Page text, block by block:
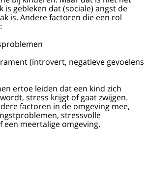
is gebleken dat (sociale) angst de
is. Andere factoren die een rol
(introvert, negatieve gevoelens
ertoe leiden dat een kind zich
stress krijgt of gaat zwijgen.
factoren in de omgeving mee,
stressvolle
een meertalige omgeving.